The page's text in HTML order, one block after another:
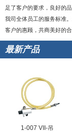
足了客户的要求，良好的
我司全体员工的服务标准
客户的惠顾，共商美好的合
最新产品
1-007 VII-吊